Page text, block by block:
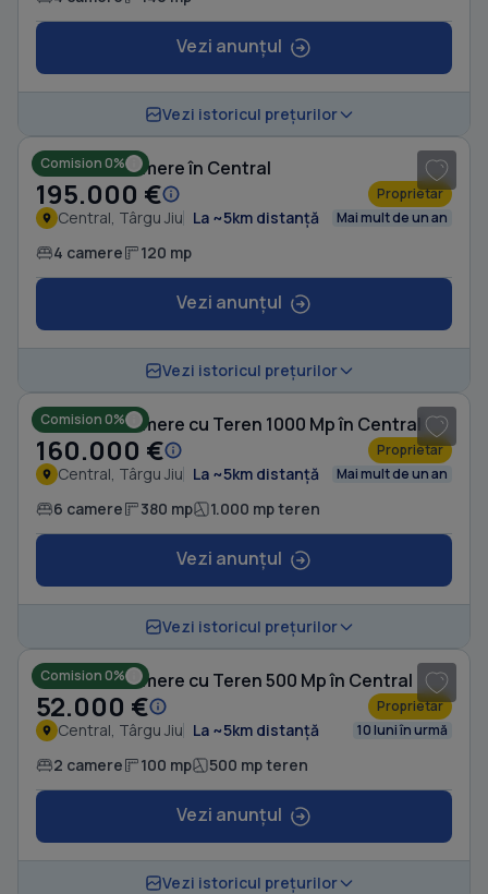
Vezi anunțul
Vezi istoricul prețurilor
Comision 0%
Casă cu 4 camere în Central
195.000 € Proprietar
Central, Târgu Jiu La ~5km distanță Mai mult de un an
4 camere 120 mp
Vezi anunțul
Vezi istoricul prețurilor
Comision 0%
Casă cu 6 camere cu Teren 1000 Mp în Central
160.000 € Proprietar
Central, Târgu Jiu La ~5km distanță Mai mult de un an
6 camere 380 mp 1.000 mp teren
Vezi anunțul
Vezi istoricul prețurilor
Comision 0%
Casă cu 2 camere cu Teren 500 Mp în Central
52.000 € Proprietar
Central, Târgu Jiu La ~5km distanță 10 luni în urmă
2 camere 100 mp 500 mp teren
Vezi anunțul
Vezi istoricul prețurilor